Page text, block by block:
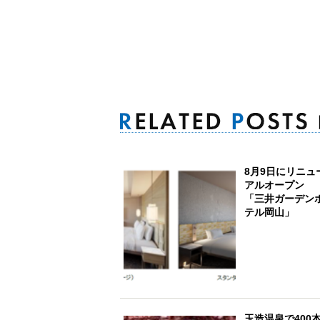
8月9日にリニュ
アルオープン
「三井ガーデン
テル岡山」